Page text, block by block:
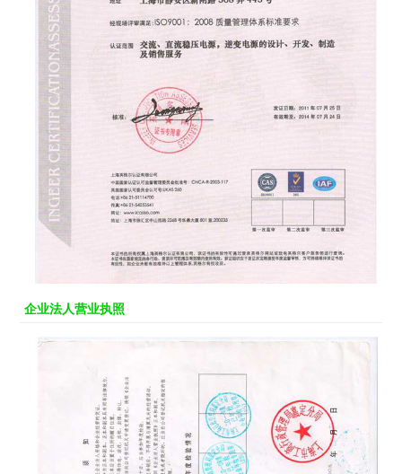
企业法人营业执照